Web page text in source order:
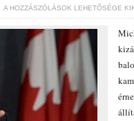
MICHAEL
IGNATIEFF
SZERINT
SZOCIALISTA
KOALÍCIÓ
BEJEGYZÉSHEZ
A HOZZÁSZÓLÁSOK LEHETŐSÉGE